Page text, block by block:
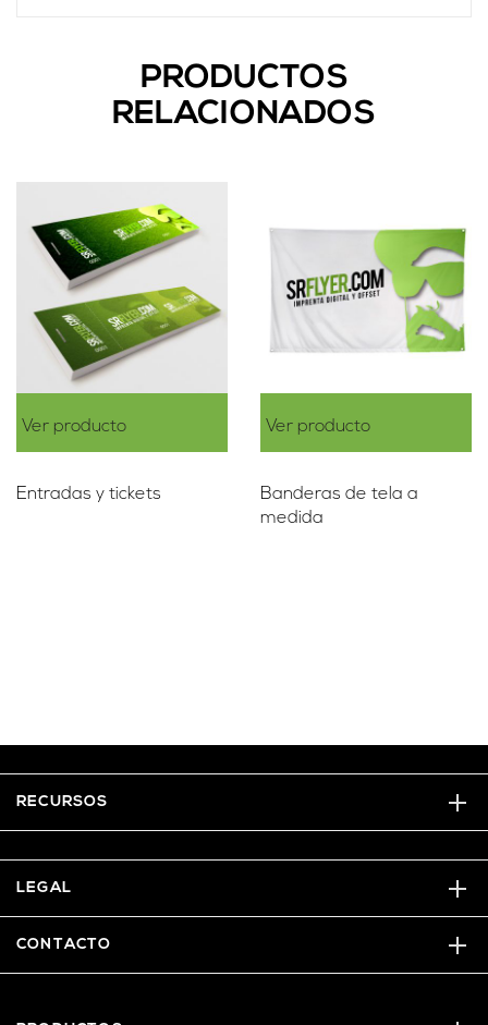
PRODUCTOS
RELACIONADOS
Ver producto
Entradas y tickets
Ver producto
Banderas de tela a
medida
RECURSOS
LEGAL
CONTACTO